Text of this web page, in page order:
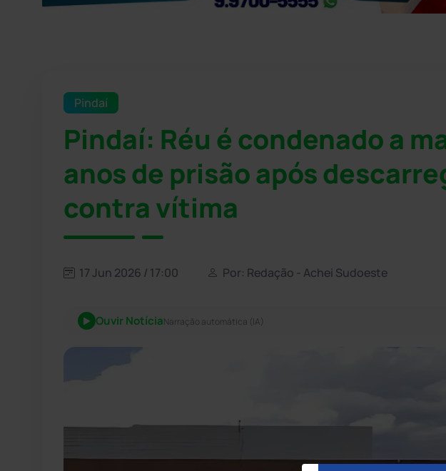
Pindaí
Pindaí: Réu é condenado a
anos de prisão após
contra vítima
17 Jun 2026 / 17:00 Por: Redação - Achei Sudoeste
Ouvir NotíciaNarração automática (IA)